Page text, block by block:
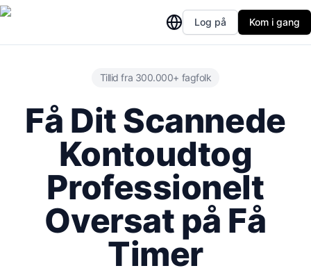
Log på Kom i gang
Tillid fra 300.000+ fagfolk
Få Dit Scannede
Kontoudtog
Professionelt
Oversat på Få
Timer